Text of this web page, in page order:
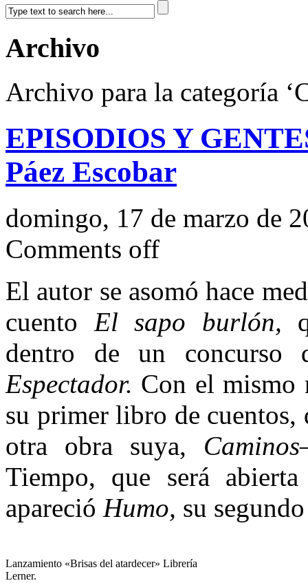
Archivo
Archivo para la categoría
EPISODIOS Y
Páez Escobar
domingo, 17 de marzo de
Comments off
El autor se asomó hace
cuento El sapo burlón,
dentro de un
Espectador. Con el mismo
su primer libro de
otra obra suya,
Tiempo, que será
apareció Humo, su
Lanzamiento «Brisas del atardecer» Librería
Lerner.